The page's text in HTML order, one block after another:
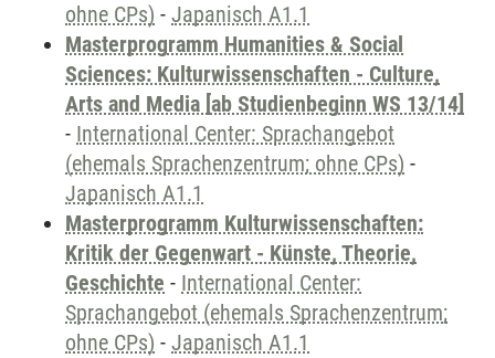
ohne CPs) - Japanisch A1.1
Masterprogramm Humanities & Social
Sciences: Kulturwissenschaften - Culture,
Arts and Media [ab Studienbeginn WS 13/14]
- International Center: Sprachangebot
(ehemals Sprachenzentrum; ohne CPs) -
Japanisch A1.1
Masterprogramm Kulturwissenschaften:
Kritik der Gegenwart - Künste, Theorie,
Geschichte - International Center:
Sprachangebot (ehemals Sprachenzentrum;
ohne CPs) - Japanisch A1.1